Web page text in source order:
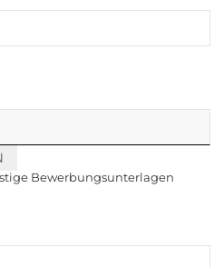
Bewerbungsunterlagen